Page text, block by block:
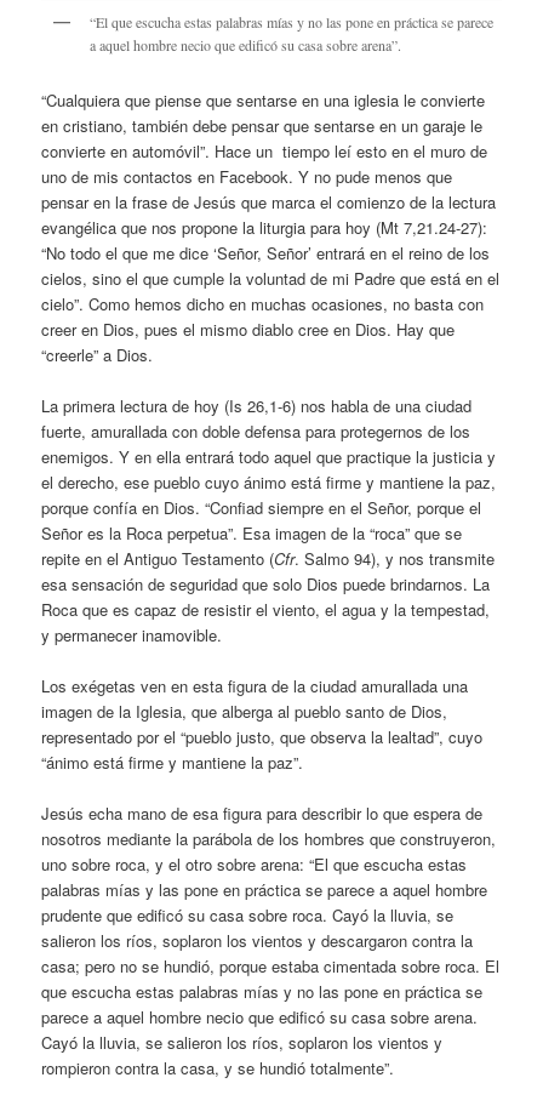
“El que escucha estas palabras mías y no las pone en práctica se parece
a aquel hombre necio que edificó su casa sobre arena”.
“Cualquiera que piense que sentarse en una iglesia le convierte
en cristiano, también debe pensar que sentarse en un garaje le
convierte en automóvil”. Hace un tiempo leí esto en el muro de
uno de mis contactos en Facebook. Y no pude menos que
pensar en la frase de Jesús que marca el comienzo de la lectura
evangélica que nos propone la liturgia para hoy (Mt 7,21.24-27):
“No todo el que me dice ‘Señor, Señor’ entrará en el reino de los
cielos, sino el que cumple la voluntad de mi Padre que está en el
cielo”. Como hemos dicho en muchas ocasiones, no basta con
creer en Dios, pues el mismo diablo cree en Dios. Hay que
“creerle” a Dios.
La primera lectura de hoy (Is 26,1-6) nos habla de una ciudad
fuerte, amurallada con doble defensa para protegernos de los
enemigos. Y en ella entrará todo aquel que practique la justicia y
el derecho, ese pueblo cuyo ánimo está firme y mantiene la paz,
porque confía en Dios. “Confiad siempre en el Señor, porque el
Señor es la Roca perpetua”. Esa imagen de la “roca” que se
repite en el Antiguo Testamento (Cfr. Salmo 94), y nos transmite
esa sensación de seguridad que solo Dios puede brindarnos. La
Roca que es capaz de resistir el viento, el agua y la tempestad,
y permanecer inamovible.
Los exégetas ven en esta figura de la ciudad amurallada una
imagen de la Iglesia, que alberga al pueblo santo de Dios,
representado por el “pueblo justo, que observa la lealtad”, cuyo
“ánimo está firme y mantiene la paz”.
Jesús echa mano de esa figura para describir lo que espera de
nosotros mediante la parábola de los hombres que construyeron,
uno sobre roca, y el otro sobre arena: “El que escucha estas
palabras mías y las pone en práctica se parece a aquel hombre
prudente que edificó su casa sobre roca. Cayó la lluvia, se
salieron los ríos, soplaron los vientos y descargaron contra la
casa; pero no se hundió, porque estaba cimentada sobre roca. El
que escucha estas palabras mías y no las pone en práctica se
parece a aquel hombre necio que edificó su casa sobre arena.
Cayó la lluvia, se salieron los ríos, soplaron los vientos y
rompieron contra la casa, y se hundió totalmente”.